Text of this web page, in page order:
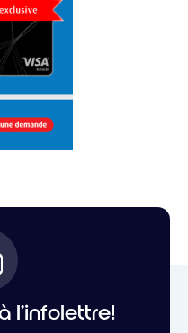
l'infolettre!